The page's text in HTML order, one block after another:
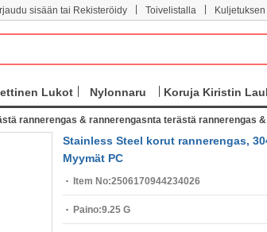
sisään tai Rekisteröidy Toivelistalla
Lukot Nylonnaru Koruja Kiristin
rannerengas & rannerengasnta terästä rannerengas
Stainless Steel korut rannerengas,
Myymät PC
Item No:2506170944234026
Paino:9.25 G